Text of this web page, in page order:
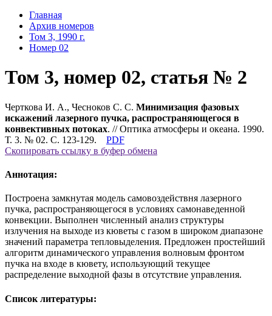
Главная
Архив номеров
Том 3, 1990 г.
Номер 02
Том 3, номер 02, статья № 2
Черткова И. А., Чесноков С. С. Минимизация фазовых
искажений лазерного пучка, распространяющегося в
конвективных потоках. // Оптика атмосферы и океана. 1990.
Т. 3. № 02. С. 123-129.
PDF
Скопировать ссылку в буфер обмена
Аннотация:
Построена замкнутая модель самовоздействня лазерного
пучка, распространяющегося в условиях самонаведенной
конвекции. Выполнен численный анализ структуры
излучения на выходе из кюветы с газом в широком диапазоне
значений параметра тепловыделения. Предложен простейший
алгоритм динамического управления волновым фронтом
пучка на входе в кювету, использующий текущее
распределение выходной фазы в отсутствие управления.
Список литературы: